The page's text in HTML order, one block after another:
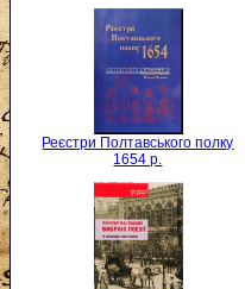
Реєстри Полтавського полку
1654 р.